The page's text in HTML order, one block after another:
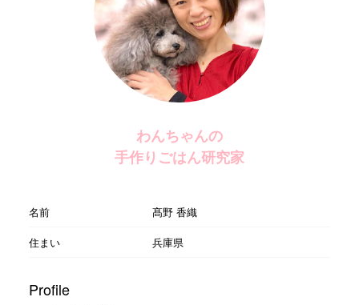
わんちゃんの
手作りごはん研究家
名前
髙野 香織
住まい
兵庫県
Profile